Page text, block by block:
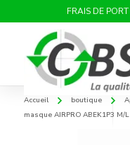
FRAIS DE
Accueil boutique
masque AIRPRO ABEK1P3 M/L